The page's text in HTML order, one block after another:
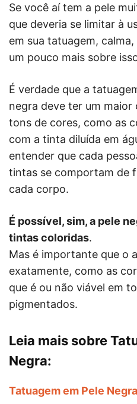
Se você aí tem a pele
que deveria se limitar à
em sua tatuagem,
um pouco mais sobre
É verdade que a
negra deve ter um maior
tons de cores, como as
com a tinta diluída em
entender que cada
tintas se comportam de
cada corpo.
É possível, sim, a pele
tintas coloridas.
Mas é importante que o
exatamente, como as
que é ou não viável em
pigmentados.
Leia mais sobre
Negra:
Tatuagem em Pele